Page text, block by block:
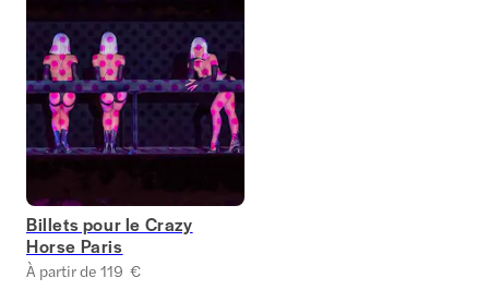
Billets pour le Crazy
Horse Paris
À partir de 119 €